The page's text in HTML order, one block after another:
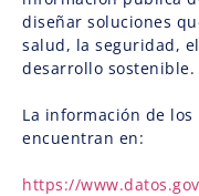
diseñar soluciones
salud, la seguridad,
desarrollo sostenible.
La información de
encuentran en:
https://